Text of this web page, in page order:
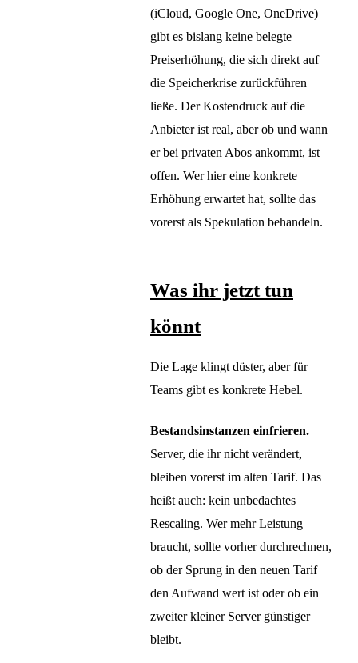
(iCloud, Google One, OneDrive)
gibt es bislang keine belegte
Preiserhöhung, die sich direkt auf
die Speicherkrise zurückführen
ließe. Der Kostendruck auf die
Anbieter ist real, aber ob und wann
er bei privaten Abos ankommt, ist
offen. Wer hier eine konkrete
Erhöhung erwartet hat, sollte das
vorerst als Spekulation behandeln.
Was ihr jetzt tun
könnt
Die Lage klingt düster, aber für
Teams gibt es konkrete Hebel.
Bestandsinstanzen einfrieren.
Server, die ihr nicht verändert,
bleiben vorerst im alten Tarif. Das
heißt auch: kein unbedachtes
Rescaling. Wer mehr Leistung
braucht, sollte vorher durchrechnen,
ob der Sprung in den neuen Tarif
den Aufwand wert ist oder ob ein
zweiter kleiner Server günstiger
bleibt.